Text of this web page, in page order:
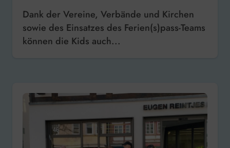
Dank der Vereine, Verbände und Kirchen
sowie des Einsatzes des Ferien(s)pass-Teams
können die Kids auch...